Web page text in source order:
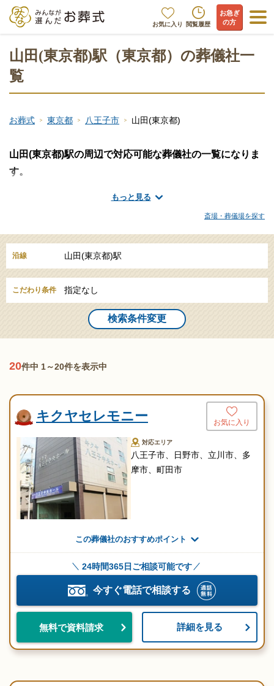
お気に入り 閲覧履歴
お急ぎ
の方
山田(東京都)駅（東京都）の葬儀社一
覧
お葬式 東京都 八王子市 山田(東京都)
もっと見る
山田(東京都)駅の周辺で対応可能な葬儀社の一覧になりま
す。
ファミリアホール創友社といった葬儀社・葬儀屋が存在しま
す。火葬のみ、一日葬、家族葬、一般的なお葬式、大規模な葬儀
など、ご希望に合わせて手厚く真心のこもったサービスをご提
供。山田(東京都)駅の周辺地域に対応できる葬儀社の一覧から詳細
情報をご覧ください。
斎場・葬儀場を探す
沿線 山田(東京都)駅
こだわり条件 指定なし
検索条件変更
20件中 1～20件を表示中
キクヤセレモニー お気に入り
対応エリア
八王子市、日野市、立川市、多
摩市、町田市
この葬儀社のおすすめポイント
24時間365日ご相談可能です
今すぐ電話で相談する
無料で資料請求 詳細を見る